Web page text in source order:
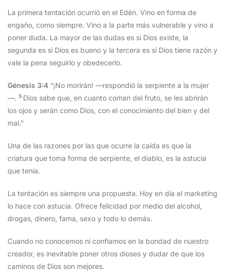
La primera tentación ocurrió en el Edén. Vino en forma de
engaño, como siempre. Vino a la parte más vulnerable y vino a
poner duda. La mayor de las dudas es si Dios existe, la
segunda es si Dios es bueno y la tercera es si Dios tiene razón y
vale la pena seguirlo y obedecerlo.
Génesis 3:4 “¡No morirán! —respondió la serpiente a la mujer
—. 5 Dios sabe que, en cuanto coman del fruto, se les abrirán
los ojos y serán como Dios, con el conocimiento del bien y del
mal.”
Una de las razones por las que ocurre la caída es que la
criatura que toma forma de serpiente, el diablo, es la astucia
que tenía.
La tentación es siempre una propuesta. Hoy en día el marketing
lo hace con astucia. Ofrece felicidad por medio del alcohol,
drogas, dinero, fama, sexo y todo lo demás.
Cuando no conocemos ni confiamos en la bondad de nuestro
creador, es inevitable poner otros dioses y dudar de que los
caminos de Dios son mejores.